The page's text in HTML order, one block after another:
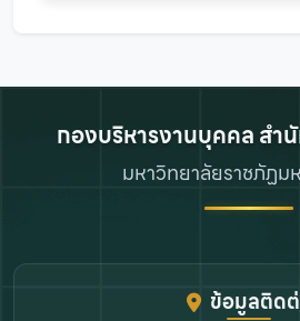
กองบริหารงานบุคคล สำ
มหาวิทยาลัยราชภัฏม
ข้อมูลติด